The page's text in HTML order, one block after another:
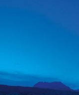
REHABILITACIÓN
Edificio ‘LaLoza’, en Las
GranCanaria